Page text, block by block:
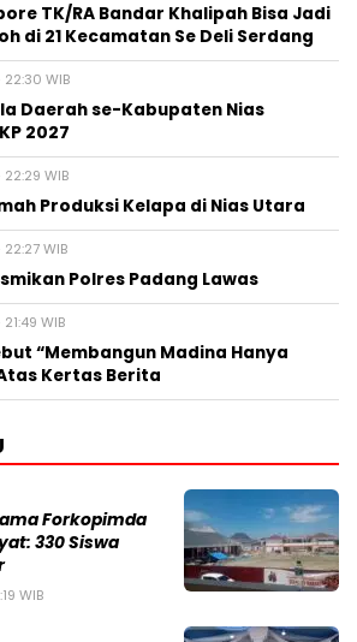
TK/RA Bandar Khalipah Bisa Jadi
di 21 Kecamatan Se Deli Serdang
WIB
Daerah se-Kabupaten Nias
2027
WIB
Produksi Kelapa di Nias Utara
WIB
Polres Padang Lawas
WIB
“Membangun Madina Hanya
Kertas Berita
Forkopimda
330 Siswa
WIB